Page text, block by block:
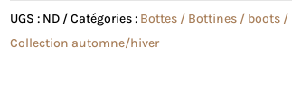
UGS : ND Catégories : Bottes / Bottines / boots
Collection automne/hiver